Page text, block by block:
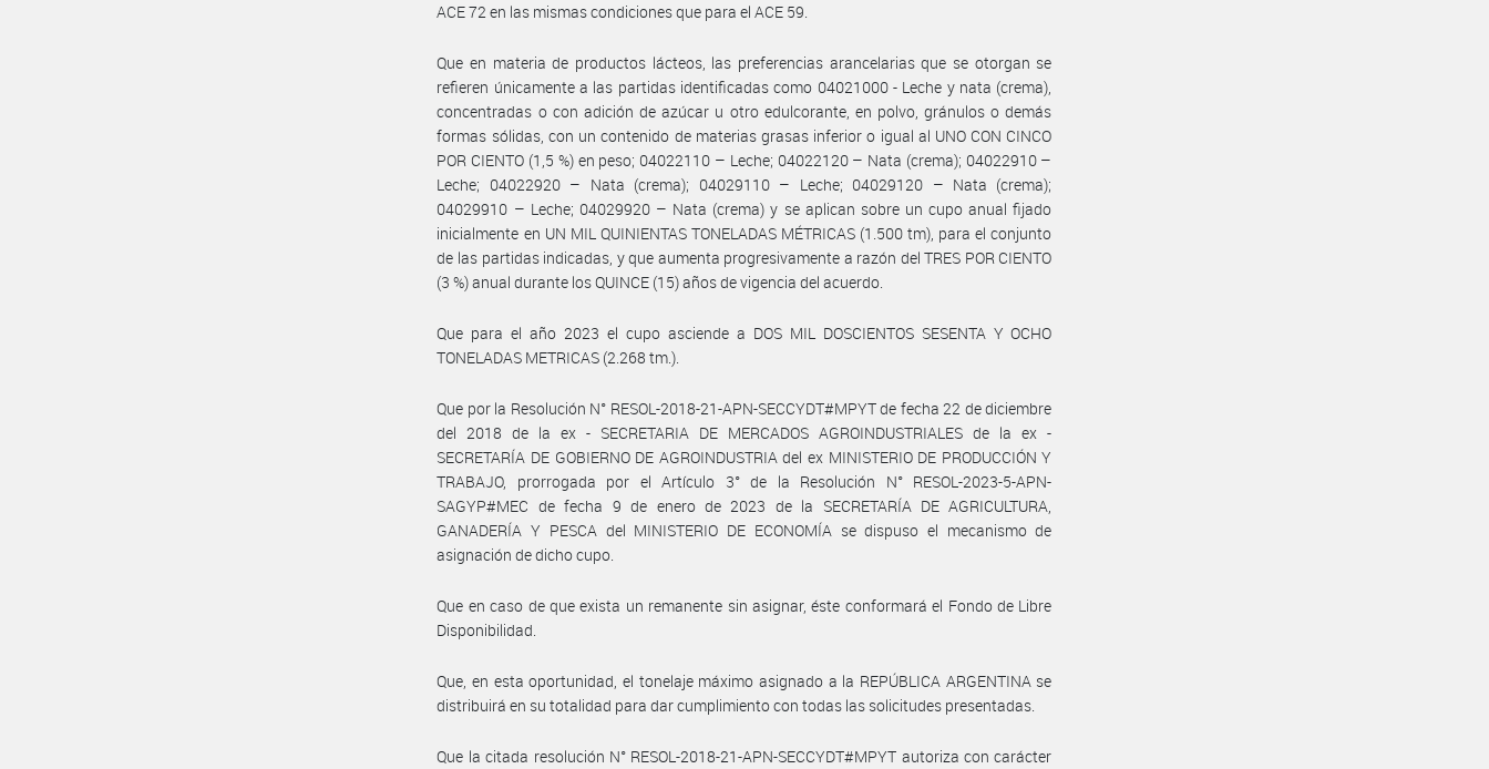
ACE 72 en las mismas condiciones que para el ACE 59.
Que en materia de productos lácteos, las preferencias arancelarias que se otorgan se
refieren únicamente a las partidas identificadas como 04021000 - Leche y nata (crema),
concentradas o con adición de azúcar u otro edulcorante, en polvo, gránulos o demás
formas sólidas, con un contenido de materias grasas inferior o igual al UNO CON CINCO
POR CIENTO (1,5 %) en peso; 04022110 – Leche; 04022120 – Nata (crema); 04022910 –
Leche; 04022920 – Nata (crema); 04029110 – Leche; 04029120 – Nata (crema);
04029910 – Leche; 04029920 – Nata (crema) y se aplican sobre un cupo anual fijado
inicialmente en UN MIL QUINIENTAS TONELADAS MÉTRICAS (1.500 tm), para el conjunto
de las partidas indicadas, y que aumenta progresivamente a razón del TRES POR CIENTO
(3 %) anual durante los QUINCE (15) años de vigencia del acuerdo.
Que para el año 2023 el cupo asciende a DOS MIL DOSCIENTOS SESENTA Y OCHO
TONELADAS METRICAS (2.268 tm.).
Que por la Resolución N° RESOL-2018-21-APN-SECCYDT#MPYT de fecha 22 de diciembre
del 2018 de la ex - SECRETARIA DE MERCADOS AGROINDUSTRIALES de la ex -
SECRETARÍA DE GOBIERNO DE AGROINDUSTRIA del ex MINISTERIO DE PRODUCCIÓN Y
TRABAJO, prorrogada por el Artículo 3° de la Resolución N° RESOL-2023-5-APN-
SAGYP#MEC de fecha 9 de enero de 2023 de la SECRETARÍA DE AGRICULTURA,
GANADERÍA Y PESCA del MINISTERIO DE ECONOMÍA se dispuso el mecanismo de
asignación de dicho cupo.
Que en caso de que exista un remanente sin asignar, éste conformará el Fondo de Libre
Disponibilidad.
Que, en esta oportunidad, el tonelaje máximo asignado a la REPÚBLICA ARGENTINA se
distribuirá en su totalidad para dar cumplimiento con todas las solicitudes presentadas.
Que la citada resolución N° RESOL-2018-21-APN-SECCYDT#MPYT autoriza con carácter